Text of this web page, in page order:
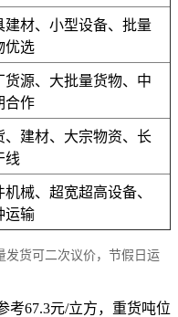
建材、小型设备、批量
优选
货源、大批量货物、中
合作
、建材、大宗物资、长
线
机械、超宽超高设备、
运输
发货可二次议价，节假日运
考67.3元/立方，重货吨位